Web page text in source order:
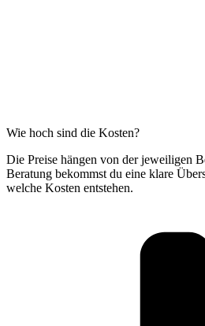
Wie hoch sind die Kosten?
Die Preise hängen von der jeweiligen
Beratung bekommst du eine klare
welche Kosten entstehen.